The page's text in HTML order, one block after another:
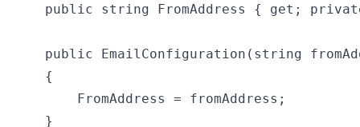
public string FromAddress { get;
public EmailConfiguration(string
    {
        FromAddress = fromAddress;
    }